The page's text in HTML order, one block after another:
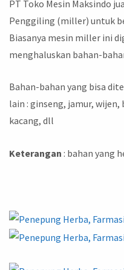
PT Toko Mesin Maksindo
Penggiling (miller) untuk
Biasanya mesin miller ini
menghaluskan bahan-
Bahan-bahan yang bisa
lain : ginseng, jamur,
kacang, dll
Keterangan : bahan yang